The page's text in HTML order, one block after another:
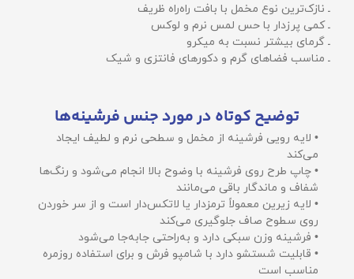
ـ نازک‌ترین نوع مخمل با بافت راه‌راه ظریف
ـ کمی پرزدار با حس لمس نرم و لوکس
ـ گرمای بیشتر نسبت به میکرو
ـ مناسب فضاهای گرم و دکورهای فانتزی و شیک
توضیح کوتاه در مورد جنس فرشینه‌ها
• لایه رویی فرشینه از مخمل و سطحی نرم و لطیف ایجاد
می‌کند
• چاپ طرح روی فرشینه با وضوح بالا انجام می‌شود و رنگ‌ها
شفاف و ماندگار باقی می‌مانند
• لایه زیرین معمولاً ترمزدار یا لاتکس‌دار است و از سر خوردن
روی سطوح صاف جلوگیری می‌کند
• فرشینه وزن سبکی دارد و به‌راحتی جابه‌جا می‌شود
• قابلیت شستشو دارد با شامپو فرش و برای استفاده روزمره
مناسب است